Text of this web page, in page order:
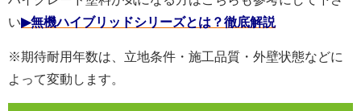
い▶無機ハイブリッドシリーズとは？徹底解説
※期待耐用年数は、立地条件・施工品質・外壁状態などに
よって変動します。